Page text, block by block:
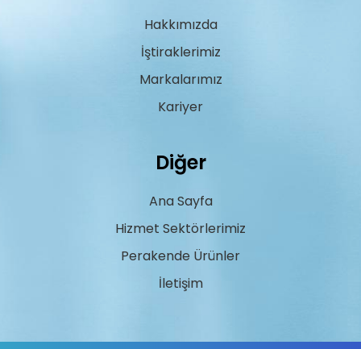
Hakkımızda
İştiraklerimiz
Markalarımız
Kariyer
Diğer
Ana Sayfa
Hizmet Sektörlerimiz
Perakende Ürünler
İletişim